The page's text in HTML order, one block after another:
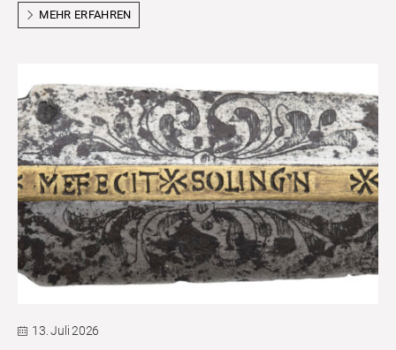
MEHR ERFAHREN
13. Juli 2026